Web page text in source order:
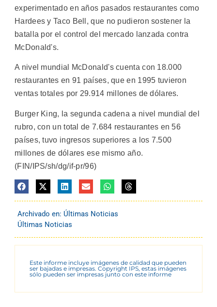
experimentado en años pasados restaurantes como
Hardees y Taco Bell, que no pudieron sostener la
batalla por el control del mercado lanzada contra
McDonald's.
A nivel mundial McDonald's cuenta con 18.000
restaurantes en 91 países, que en 1995 tuvieron
ventas totales por 29.914 millones de dólares.
Burger King, la segunda cadena a nivel mundial del
rubro, con un total de 7.684 restaurantes en 56
países, tuvo ingresos superiores a los 7.500
millones de dólares ese mismo año.
(FIN/IPS/sh/dg/if-pr/96)
Archivado en: Últimas Noticias
Últimas Noticias
Este informe incluye imágenes de calidad que pueden
ser bajadas e impresas. Copyright IPS, estas imágenes
sólo pueden ser impresas junto con este informe